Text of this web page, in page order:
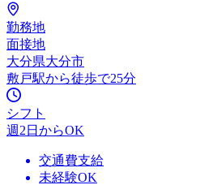
勤務地
面接地
大分県大分市
敷戸駅から徒歩で25分
シフト
週2日からOK
交通費支給
未経験OK